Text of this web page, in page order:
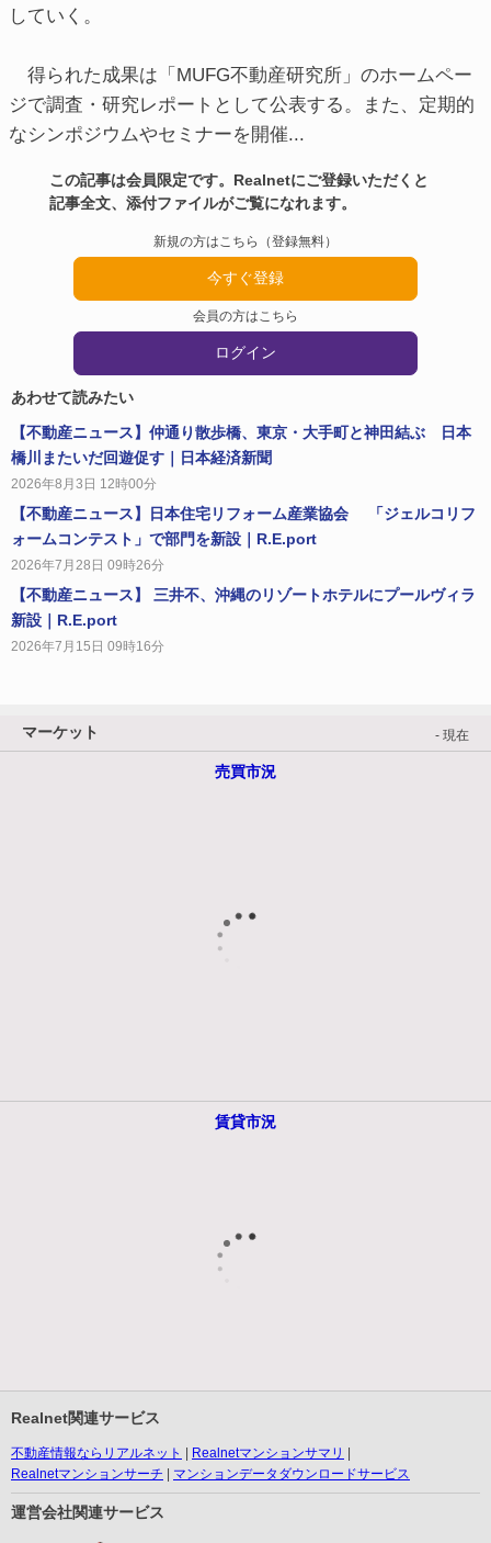
していく。
得られた成果は「MUFG不動産研究所」のホームペー
ジで調査・研究レポートとして公表する。また、定期的
なシンポジウムやセミナーを開催...
この記事は会員限定です。Realnetにご登録いただくと
記事全文、添付ファイルがご覧になれます。
新規の方はこちら（登録無料）
今すぐ登録
会員の方はこちら
ログイン
あわせて読みたい
【不動産ニュース】仲通り散歩橋、東京・大手町と神田結ぶ 日本
橋川またいだ回遊促す｜日本経済新聞
2026年8月3日 12時00分
【不動産ニュース】日本住宅リフォーム産業協会 「ジェルコリフ
ォームコンテスト」で部門を新設｜R.E.port
2026年7月28日 09時26分
【不動産ニュース】 三井不、沖縄のリゾートホテルにプールヴィラ
新設｜R.E.port
2026年7月15日 09時16分
マーケット - 現在
売買市況
賃貸市況
Realnet関連サービス
不動産情報ならリアルネット
Realnetマンションサマリ
Realnetマンションサーチ
マンションデータダウンロードサービス
運営会社関連サービス